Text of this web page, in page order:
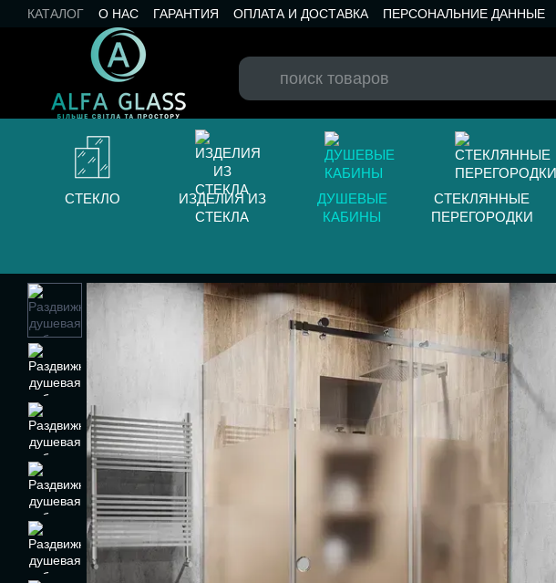
Перейти к основному контенту
КАТАЛОГ О НАС ГАРАНТИЯ ОПЛАТА И ДОСТАВКА ПЕРСОНАЛЬНИЕ ДАННЫЕ
КАТАЛОГ RAL
СТЕКЛО
ИЗДЕЛИЯ ИЗ
СТЕКЛА
ДУШЕВЫЕ
КАБИНЫ
СТЕКЛЯННЫЕ
ПЕРЕГОРОДКИ